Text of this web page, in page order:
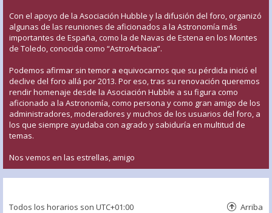
Con el apoyo de la Asociación Hubble y la difusión del foro, organizó
algunas de las reuniones de aficionados a la Astronomía más
importantes de España, como la de Navas de Estena en los Montes
de Toledo, conocida como “AstroArbacia”.
Podemos afirmar sin temor a equivocarnos que su pérdida inició el
declive del foro allá por 2013. Por eso, tras su renovación queremos
rendir homenaje desde la Asociación Hubble a su figura como
aficionado a la Astronomía, como persona y como gran amigo de los
administradores, moderadores y muchos de los usuarios del foro, a
los que siempre ayudaba con agrado y sabiduría en multitud de
temas.
Nos vemos en las estrellas, amigo
Todos los horarios son UTC+01:00 Arriba